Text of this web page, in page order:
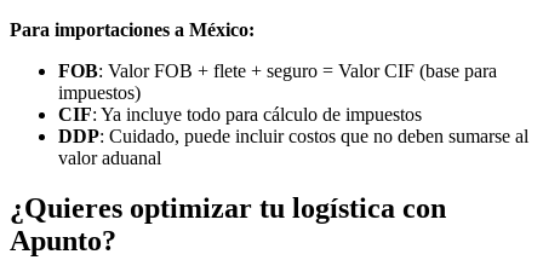
Para importaciones a México:
FOB: Valor FOB + flete + seguro = Valor CIF (base para
impuestos)
CIF: Ya incluye todo para cálculo de impuestos
DDP: Cuidado, puede incluir costos que no deben sumarse al
valor aduanal
¿Quieres optimizar tu logística con
Apunto?